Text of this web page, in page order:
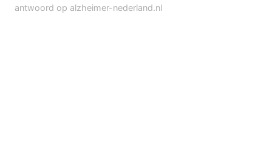
antwoord op alzheimer-nederland.nl